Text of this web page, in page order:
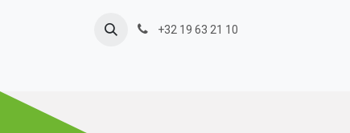
+32 19 63 21 10